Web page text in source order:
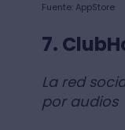
Fuente: AppStore
7.
La red
por audios